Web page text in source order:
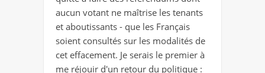
aucun votant ne maîtrise les tenants
et aboutissants - que les Français
soient consultés sur les modalités de
cet effacement. Je serais le premier à
me réjouir d'un retour du politique :